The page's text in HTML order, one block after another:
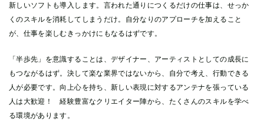
新しいソフトも導入します。言われた通りにつくるだけの仕事は、せっか
くのスキルを消耗してしまうだけ。自分なりのアプローチを加えること
が、仕事を楽しむきっかけにもなるはずです。
「半歩先」を意識することは、デザイナー、アーティストとしての成長に
もつながるはず。決して楽な業界ではないから、自分で考え、行動できる
人が必要です。向上心を持ち、新しい表現に対するアンテナを張っている
人は大歓迎！ 経験豊富なクリエイター陣から、たくさんのスキルを学べ
る環境があります。